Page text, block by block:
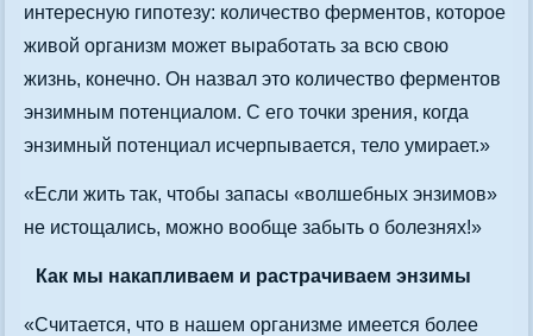
интересную гипотезу: количество ферментов, которое
живой организм может выработать за всю свою
жизнь, конечно. Он назвал это количество ферментов
энзимным потенциалом. С его точки зрения, когда
энзимный потенциал исчерпывается, тело умирает.»
«Если жить так, чтобы запасы «волшебных энзимов»
не истощались, можно вообще забыть о болезнях!»
Как мы накапливаем и растрачиваем энзимы
«Считается, что в нашем организме имеется более